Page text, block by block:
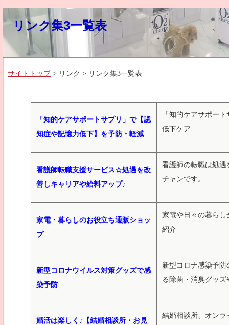
リンク集3一覧表
サイトトップ > リンク > リンク集3一覧表
「知的ケアサポートサプリ」で【認
知症や記憶力低下】を予防・軽減
「知的ケアサポー
低下ケア
看護師転職支援サービス☆処遇を改
善しキャリアや給料アップ♪
看護師の転職は処
チャンです。
家電・暮らしのお役立ち通販ショッ
プ
家電や日々の暮ら
紹介
新型コロナウイルス対策グッズで感
染予防
新型コロナ感染予
る除菌・消臭グッ
婚活は楽しく♪【結婚相談所・お見
結婚相談所、オン